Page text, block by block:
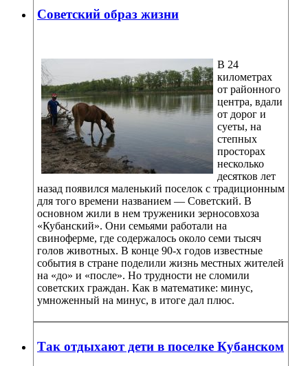
Советский образ жизни
В 24
километрах
от районного
центра, вдали
от дорог и
суеты, на
степных
просторах
несколько
десятков лет
назад появился маленький поселок с традиционным
для того времени названием — Советский. В
основном жили в нем труженики зерносовхоза
«Кубанский». Они семьями работали на
свиноферме, где содержалось около семи тысяч
голов животных. В конце 90-х годов известные
события в стране поделили жизнь местных жителей
на «до» и «после». Но трудности не сломили
советских граждан. Как в математике: минус,
умноженный на минус, в итоге дал плюс.
Так отдыхают дети в поселке Кубанском